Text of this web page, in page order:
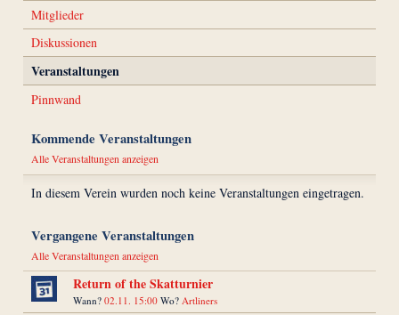
Mitglieder
Diskussionen
Veranstaltungen
Pinnwand
Kommende Veranstaltungen
Alle Veranstaltungen anzeigen
In diesem Verein wurden noch keine Veranstaltungen eingetragen.
Vergangene Veranstaltungen
Alle Veranstaltungen anzeigen
Return of the Skatturnier
Wann?02.11. 15:00 Wo?Artliners